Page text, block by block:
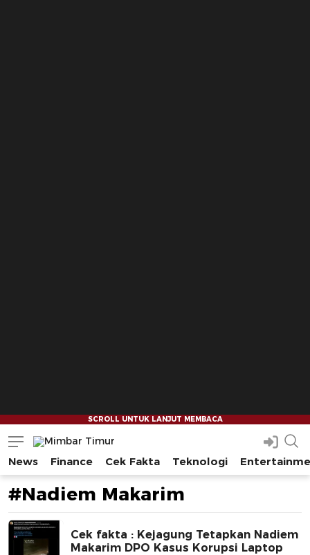
Mimbar Timur
Media Berjaringan Indonesia Timur
News Finance Cek Fakta Teknologi
#Nadiem Makarim
Cek fakta : Kejagung Tetapkan Nadiem
Makarim DPO Kasus Korupsi Laptop